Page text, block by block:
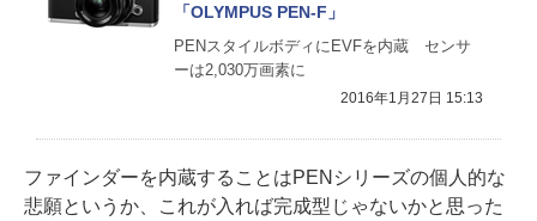
「OLYMPUS PEN-F」
PENスタイルボディにEVFを内蔵 センサ
ーは2,030万画素に
2016年1月27日 15:13
ファインダーを内蔵することはPENシリーズの個人的な
悲願というか、これが入れば完成型じゃないかと思った